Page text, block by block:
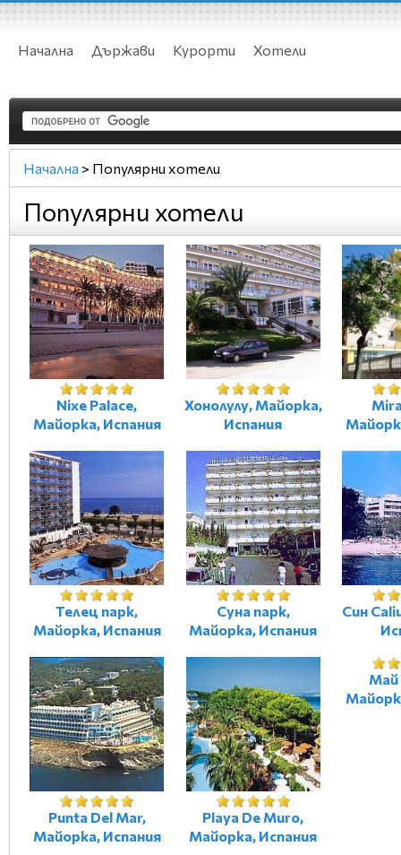
Начална Държави Курорти Хотели
Начална > Популярни хотели
Популярни хотели
Nixe Palace,
Майорка, Испания
Хонолулу, Майорка,
Испания
Телец парк,
Майорка, Испания
Суна парк,
Майорка, Испания
Син
Punta Del Mar,
Майорка, Испания
Playa De Muro,
Майорка, Испания
Май